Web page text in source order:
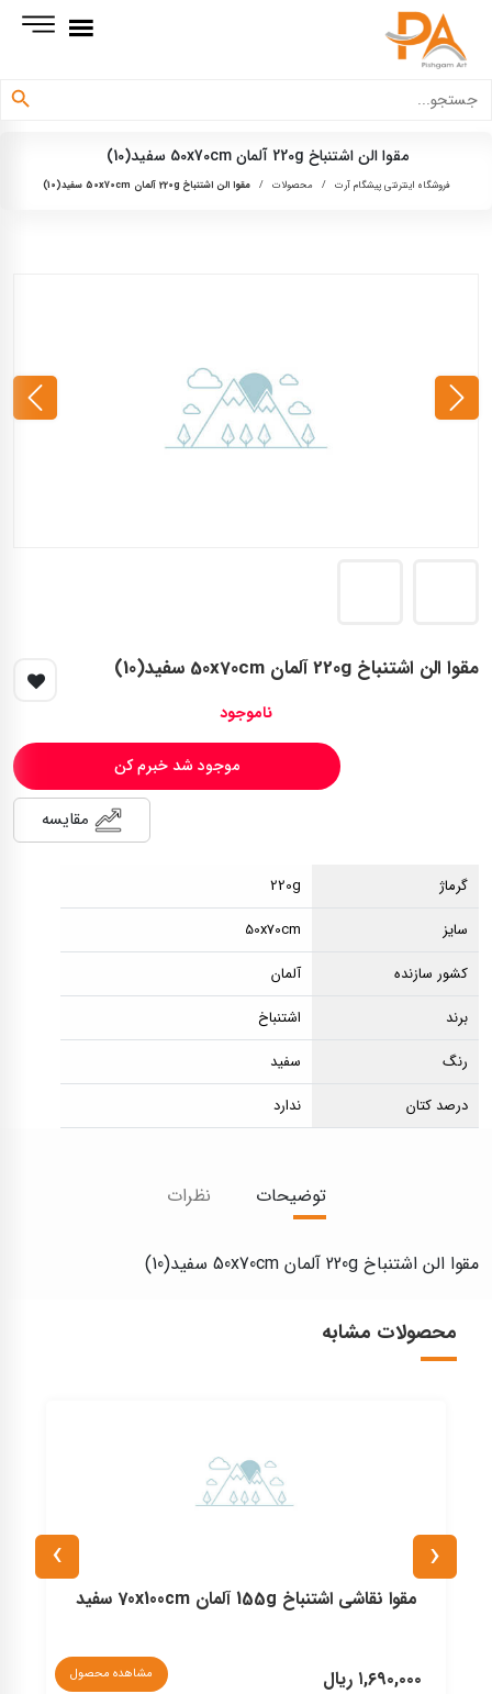
برای:
دکمه جستجو
مقوا الن اشتنباخ 220g آلمان 50x70cm سفید(10)
فروشگاه اینترنتی پیشگام آرت / محصولات / مقوا الن اشتنباخ 220g آلمان 50x70cm سفید(10)
مقوا الن اشتنباخ 220g آلمان 50x70cm سفید(10)
ناموجود
موجود شد خبرم کن
مقایسه
گرماژ
220g
سایز
50x70cm
کشور سازنده
آلمان
برند
اشتنباخ
رنگ
سفید
درصد کتان
ندارد
توضیحات نظرات
مقوا الن اشتنباخ 220g آلمان 50x70cm سفید(10)
محصولات مشابه
مقوا نقاشی اشتنباخ 155g آلمان 70x100cm سفید
۱,۶۹۰,۰۰۰ ریال مشاهده محصول
‹
›